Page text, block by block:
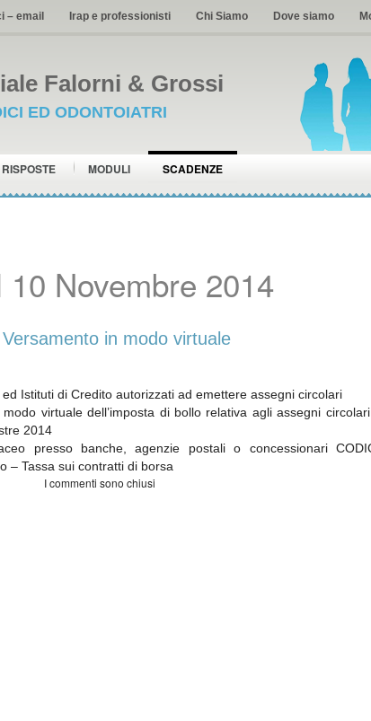
– email Irap e professionisti Chi Siamo Dove siamo
Falorni & Grossi
ED ODONTOIATRI
MODULI SCADENZE
Novembre 2014
in modo virtuale
Istituti di Credito autorizzati ad emettere assegni circolari
virtuale dell’imposta di bollo relativa agli assegni
2014
presso banche, agenzie postali o concessionari
– Tassa sui contratti di borsa
I commenti sono chiusi